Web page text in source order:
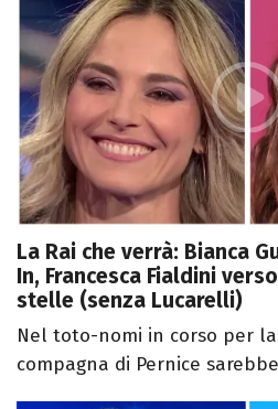
La Rai che verrà: Bianca
In, Francesca Fialdini
stelle (senza Lucarelli)
Nel toto-nomi in corso per
compagna di Pernice